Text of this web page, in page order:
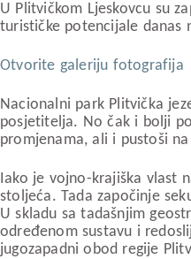
U Plitvičkom Ljeskovcu su
turističke potencijale danas
Otvorite galeriju fotografija
Nacionalni park Plitvička
posjetitelja. No čak i bolji
promjenama, ali i pustoši
Iako je vojno-krajiška vlast
stoljeća. Tada započinje
U skladu sa tadašnjim
određenom sustavu i
jugozapadni obod regije